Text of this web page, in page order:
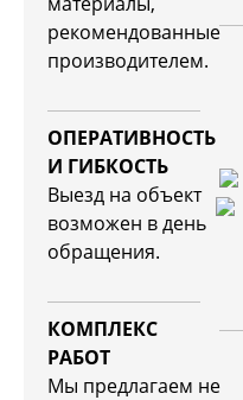
рекомендованные
производителем.
ОПЕРАТИВНОСТЬ
И ГИБКОСТЬ
Выезд на объект
возможен в день
обращения.
КОМПЛЕКС
РАБОТ
Мы предлагаем не